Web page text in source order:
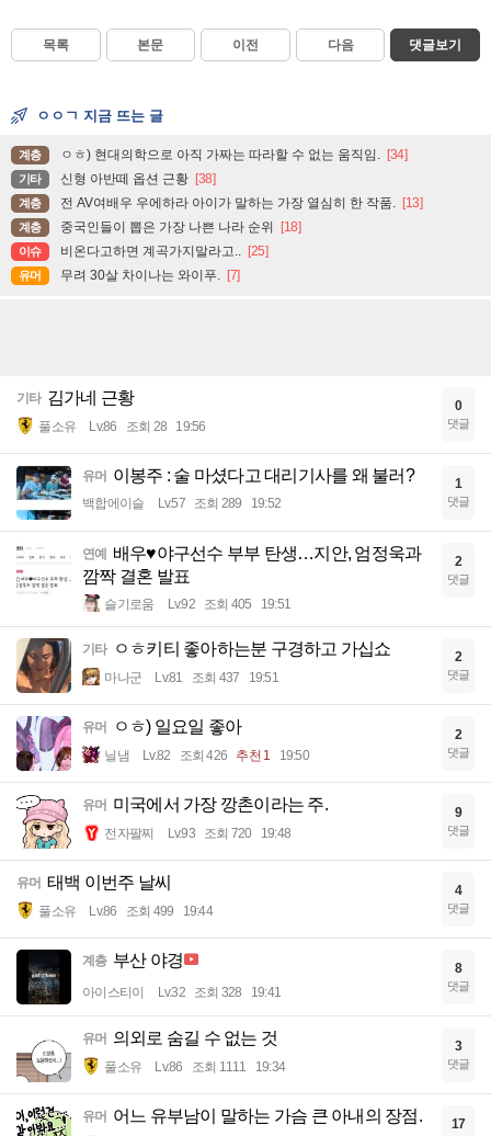
목록 본문 이전 다음 댓글보기
ㅇㅇㄱ 지금 뜨는 글
계층 ㅇㅎ) 현대의학으로 아직 가짜는 따라할 수 없는 움직임. [34]
기타 신형 아반떼 옵션 근황 [38]
계층 전 AV여배우 우에하라 아이가 말하는 가장 열심히 한 작품. [13]
계층 중국인들이 뽑은 가장 나쁜 나라 순위 [18]
이슈 비온다고하면 계곡가지말라고.. [25]
유머 무려 30살 차이나는 와이푸. [7]
기타 김가네 근황
풀소유 Lv.86 조회 28 19:56
0
댓글
유머 이봉주 : 술 마셨다고 대리기사를 왜 불러?
백합에이슬 Lv.57 조회 289 19:52
1
댓글
연예
배우♥야구선수 부부 탄생…지안, 엄정욱과
깜짝 결혼 발표
슬기로움 Lv.92 조회 405 19:51
2
댓글
기타 ㅇㅎ키티 좋아하는분 구경하고 가십쇼
마나군 Lv.81 조회 437 19:51
2
댓글
유머 ㅇㅎ) 일요일 좋아
닐냄 Lv.82 조회 426 추천 1 19:50
2
댓글
유머 미국에서 가장 깡촌이라는 주.
전자팔찌 Lv.93 조회 720 19:48
9
댓글
유머 태백 이번주 날씨
풀소유 Lv.86 조회 499 19:44
4
댓글
계층 부산 야경
아이스티이 Lv.32 조회 328 19:41
8
댓글
유머 의외로 숨길 수 없는 것
풀소유 Lv.86 조회 1111 19:34
3
댓글
유머 어느 유부남이 말하는 가슴 큰 아내의 장점. 17